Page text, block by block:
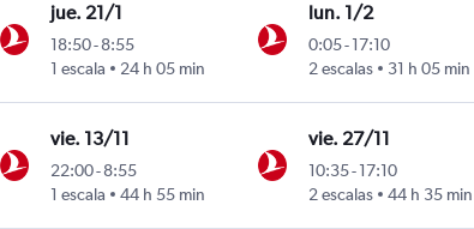
jue. 21/1
18:50-8:55
1 escala
24 h 05 min
lun. 1/2
0:05-17:10
2 escalas
31 h 05 min
vie. 13/11
22:00-8:55
1 escala
44 h 55 min
vie. 27/11
10:35-17:10
2 escalas
44 h 35 min